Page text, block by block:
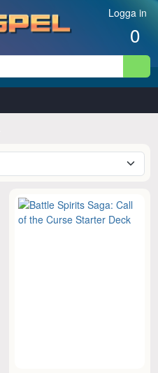
Logga in
0